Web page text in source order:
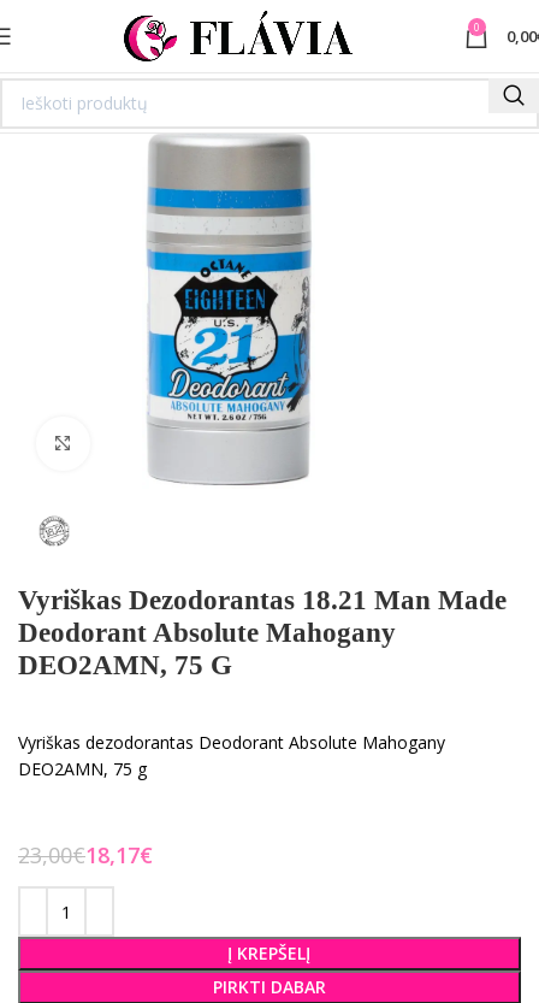
0 0,00
Vyriškas Dezodorantas 18.21 Man Made
Deodorant Absolute Mahogany
DEO2AMN, 75 G
Vyriškas dezodorantas Deodorant Absolute Mahogany
DEO2AMN, 75 g
23,00€18,17€
Į KREPŠELĮ
PIRKTI DABAR